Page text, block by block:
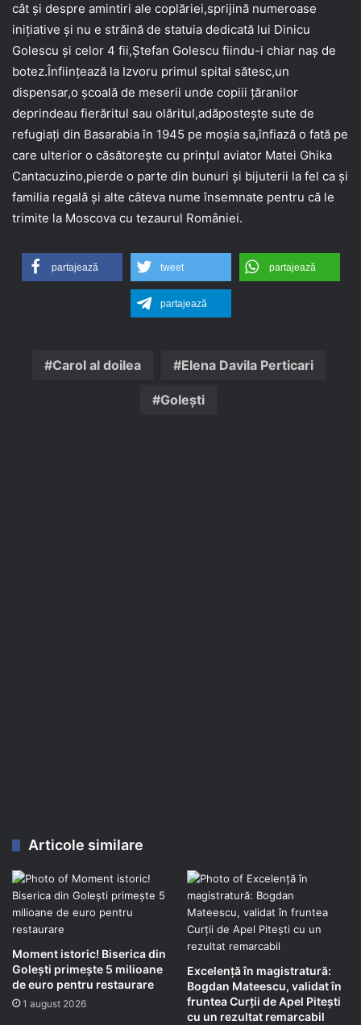
cât și despre amintiri ale coplăriei,sprijină numeroase
inițiative și nu e străină de statuia dedicată lui Dinicu
Golescu și celor 4 fii,Ștefan Golescu fiindu-i chiar naș de
botez.Înființează la Izvoru primul spital sătesc,un
dispensar,o școală de meserii unde copiii țăranilor
deprindeau fierăritul sau olăritul,adăpostește sute de
refugiați din Basarabia în 1945 pe moșia sa,înfiază o fată pe
care ulterior o căsătorește cu prințul aviator Matei Ghika
Cantacuzino,pierde o parte din bunuri și bijuterii la fel ca și
familia regală și alte câteva nume însemnate pentru că le
trimite la Moscova cu tezaurul României.
partajează tweet partajează
partajează
Carol al doilea Elena Davila Perticari
Golești
Articole similare
Moment istoric! Biserica din
Golești primește 5 milioane
de euro pentru restaurare
1 august 2026
Excelență în magistratură:
Bogdan Mateescu, validat în
fruntea Curții de Apel Pitești
cu un rezultat remarcabil